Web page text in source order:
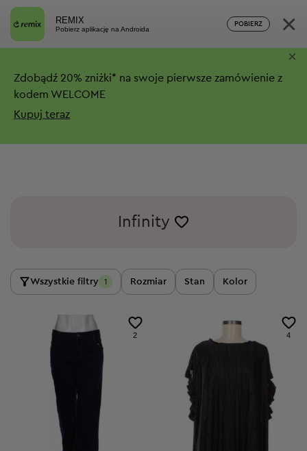
REMIX
Pobierz aplikację na Androida
POBIERZ ×
Zdobądź 20% zniżki* na swoje pierwsze zamówienie z
kodem WELCOME
Kupuj teraz
×
Infinity
Wszystkie filtry 1 Rozmiar Stan Kolor
2 4